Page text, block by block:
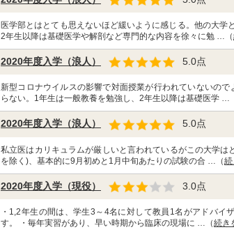
医学部とはとても思えないほど緩いように感じる。他の大学
2年生以降は基礎医学や解剖など専門的な内容を徐々に勉 …（
2020年度入学（浪人） 5.0点
新型コロナウイルスの影響で対面授業が行われていないの
らない。1年生は一般教養を勉強し、2年生以降は基礎医学 …
2020年度入学（浪人） 5.0点
私立医はカリキュラムが厳しいと言われているがこの大学
を除く)、基本的に9月初めと1月中旬あたりの試験の合 …（続
2020年度入学（現役） 3.0点
・1,2年生の間は、学生3～4名に対して教員1名がアドバイ
す。 ・毎年実習があり、早い時期から臨床の現場に …（続き